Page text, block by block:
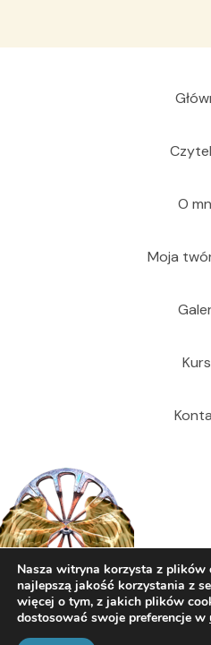
O
Moja
© 2026
Nasza witryna korzysta z plików
najlepszą jakość korzystania z
więcej o tym, z jakich plików
dostosować swoje preferencje w